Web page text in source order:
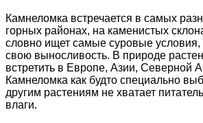
Камнеломка встречается в самых
горных районах, на каменистых
словно ищет самые суровые условия,
свою выносливость. В природе
встретить в Европе, Азии, Северной
Камнеломка как будто специально
другим растениям не хватает
влаги.